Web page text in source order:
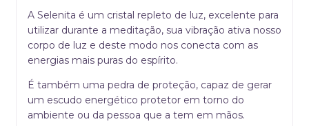
A Selenita é um cristal repleto de luz, excelente para
utilizar durante a meditação, sua vibração ativa nosso
corpo de luz e deste modo nos conecta com as
energias mais puras do espírito.
É também uma pedra de proteção, capaz de gerar
um escudo energético protetor em torno do
ambiente ou da pessoa que a tem em mãos.